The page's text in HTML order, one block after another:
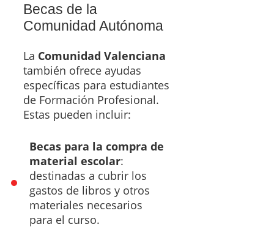
Becas de la
Comunidad Autónoma
La Comunidad Valenciana
también ofrece ayudas
específicas para estudiantes
de Formación Profesional.
Estas pueden incluir:
Becas para la compra de
material escolar:
destinadas a cubrir los
gastos de libros y otros
materiales necesarios
para el curso.